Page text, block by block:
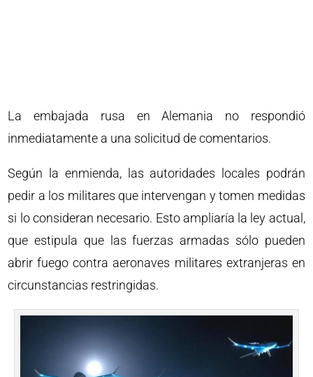
La embajada rusa en Alemania no respondió
inmediatamente a una solicitud de comentarios.
Según la enmienda, las autoridades locales podrán
pedir a los militares que intervengan y tomen medidas
si lo consideran necesario. Esto ampliaría la ley actual,
que estipula que las fuerzas armadas sólo pueden
abrir fuego contra aeronaves militares extranjeras en
circunstancias restringidas.